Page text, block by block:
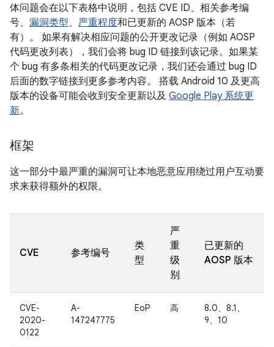
体问题会在以下表格中说明，包括 CVE ID、相关参考编
号、 漏洞类型、 严重程度和已更新的 AOSP 版本（若
有）。 如果有解决相应问题的公开更改记录（例如 AOSP
代码更改列表），我们会将 bug ID 链接到该记录。如果某
个 bug 有多条相关的代码更改记录，我们还会通过 bug ID
后面的数字链接到更多参考内容。 搭载 Android 10 及更高
版本的设备可能会收到安全更新以及 Google Play 系统更
新。
框架
这一部分中最严重的漏洞可让本地恶意应用绕过用户互动要
求来获得额外的权限。
CVE 参考编号
类
型
严
重
级
别
已更新的
AOSP 版本
CVE-
2020-
0122
A-
147247775
EoP 高
8.0、8.1、
9、10